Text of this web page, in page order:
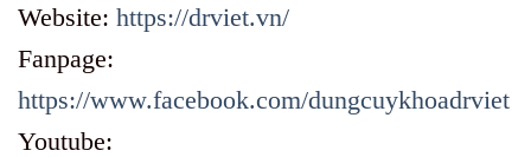
Website: https://drviet.vn/
Fanpage:
https://www.facebook.com/dungcuykhoadrviet
Youtube: